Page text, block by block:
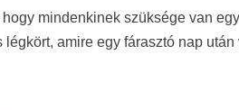
mindenkinek szüksége van
légkört, amire egy fárasztó nap után